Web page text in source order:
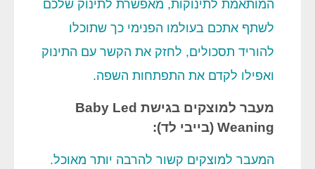
המותאמת לתינוקות, מאפשרת לתינוק שלכם
לשתף אתכם בעולמו הפנימי כך שתוכלו
להוריד תסכולים, לחזק את הקשר עם התינוק
ואפילו לקדם את התפתחות השפה.
מעבר למוצקים בגישת Baby Led
Weaning (בייבי לד):
המעבר למוצקים קשור להרבה יותר מאוכל.